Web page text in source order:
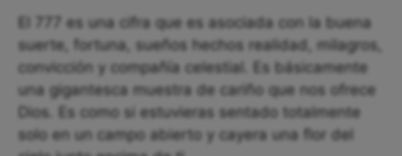
El 777 es una cifra que es asociada con la buena
suerte, fortuna, sueños hechos realidad, milagros,
convicción y compañía celestial. Es básicamente
una gigantesca muestra de cariño que nos ofrece
Dios. Es como si estuvieras sentado totalmente
solo en un campo abierto y cayera una flor del